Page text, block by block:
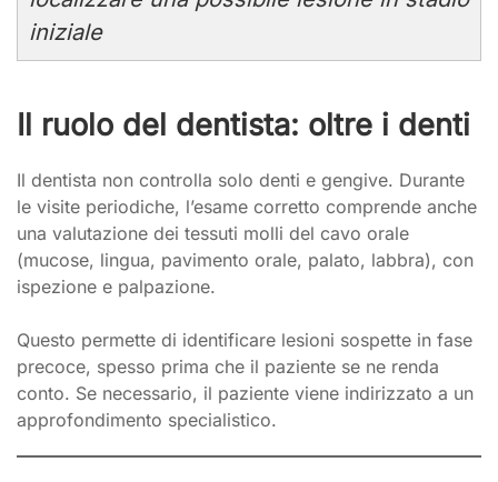
iniziale
Il ruolo del dentista: oltre i denti
Il dentista non controlla solo denti e gengive. Durante
le visite periodiche, l’esame corretto comprende anche
una valutazione dei tessuti molli del cavo orale
(mucose, lingua, pavimento orale, palato, labbra), con
ispezione e palpazione.
Questo permette di identificare lesioni sospette in fase
precoce, spesso prima che il paziente se ne renda
conto. Se necessario, il paziente viene indirizzato a un
approfondimento specialistico.